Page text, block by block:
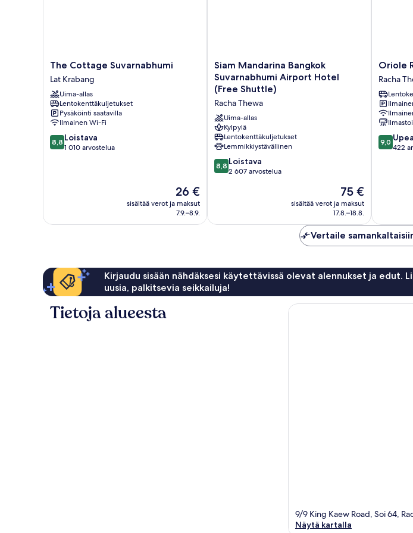
The
Cottage
Suvarnabhumi
Lat
Krabang
The Cottage Suvarnabhumi
Lat Krabang
Uima-allas
Lentokenttäkuljetukset
Pysäköinti saatavilla
Ilmainen Wi-Fi
8.8
kautta
8,8 Loistava
1 010 arvostelua
Hinta
on
26 €
26 €
sisältää verot ja maksut
7.9.–8.9.
Siam
Mandarina
Bangkok
Suvarnabhumi
Airport
Hotel
(Free
Shuttle)
Racha
Thewa
Siam Mandarina Bangkok
Suvarnabhumi Airport Hotel
(Free Shuttle)
Racha Thewa
Uima-allas
Kylpylä
Lentokenttäkuljetukset
Lemmikkiystävällinen
8.8
kautta
8,8 Loistava
2 607 arvostelua
Hinta
on
75 €
75 €
sisältää verot ja maksut
17.8.–18.8.
Oriole
Residence
Racha
Thewa
Oriole
Racha
9.0
kautta
9,0 Upea
422
Vertaile
Kirjaudu sisään nähdäksesi käytettävissä olevat alennukset ja edut.
uusia, palkitsevia seikkailuja!
Tietoja alueesta
9/9 King Kaew Road, Soi 64,
Näytä kartalla